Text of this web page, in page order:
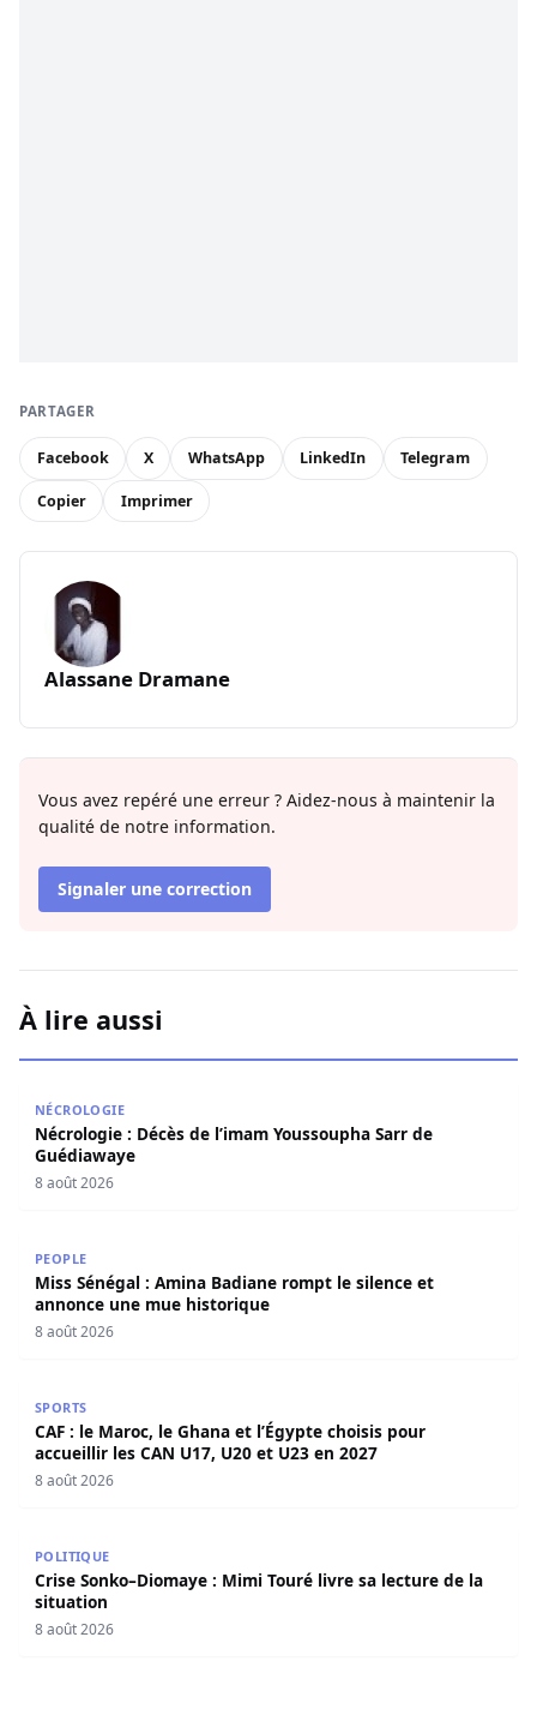
PARTAGER
Facebook X WhatsApp LinkedIn Telegram
Copier Imprimer
Alassane Dramane
Vous avez repéré une erreur ? Aidez-nous à maintenir la
qualité de notre information.
Signaler une correction
À lire aussi
NÉCROLOGIE
Nécrologie : Décès de l’imam Youssoupha Sarr de
Guédiawaye
8 août 2026
PEOPLE
Miss Sénégal : Amina Badiane rompt le silence et
annonce une mue historique
8 août 2026
SPORTS
CAF : le Maroc, le Ghana et l’Égypte choisis pour
accueillir les CAN U17, U20 et U23 en 2027
8 août 2026
POLITIQUE
Crise Sonko–Diomaye : Mimi Touré livre sa lecture de la
situation
8 août 2026